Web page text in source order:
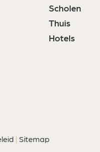
Scholen
Thuis
Hotels
| Sitemap